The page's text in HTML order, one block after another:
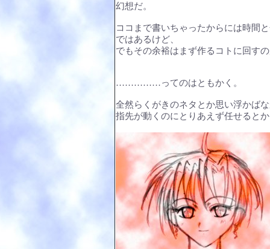
幻想だ。
ココまで書いちゃったからには時間
ではあるけど、
でもその余裕はまず作るコトに回
……………ってのはともかく。
全然らくがきのネタとか思い浮かば
指先が動くのにとりあえず任せると